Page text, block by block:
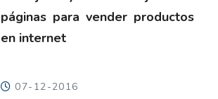
páginas para vender productos
en internet
07-12-2016